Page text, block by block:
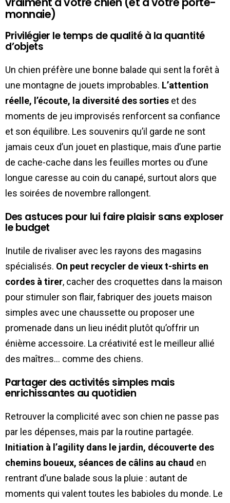
monnaie)
Privilégier le temps de qualité à la quantité
d’objets
Un chien préfère une bonne balade qui sent la forêt à
une montagne de jouets improbables. L’attention
réelle, l’écoute, la diversité des sorties et des
moments de jeu improvisés renforcent sa confiance
et son équilibre. Les souvenirs qu’il garde ne sont
jamais ceux d’un jouet en plastique, mais d’une partie
de cache-cache dans les feuilles mortes ou d’une
longue caresse au coin du canapé, surtout alors que
les soirées de novembre rallongent.
Des astuces pour lui faire plaisir sans exploser
le budget
Inutile de rivaliser avec les rayons des magasins
spécialisés. On peut recycler de vieux t-shirts en
cordes à tirer, cacher des croquettes dans la maison
pour stimuler son flair, fabriquer des jouets maison
simples avec une chaussette ou proposer une
promenade dans un lieu inédit plutôt qu’offrir un
énième accessoire. La créativité est le meilleur allié
des maîtres… comme des chiens.
Partager des activités simples mais
enrichissantes au quotidien
Retrouver la complicité avec son chien ne passe pas
par les dépenses, mais par la routine partagée.
Initiation à l’agility dans le jardin, découverte des
chemins boueux, séances de câlins au chaud en
rentrant d’une balade sous la pluie : autant de
moments qui valent toutes les babioles du monde. Le